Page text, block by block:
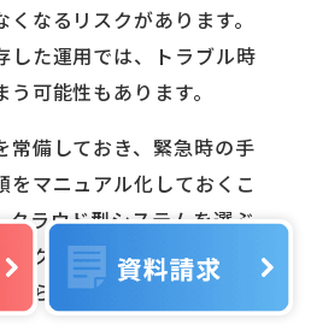
なるリスクがあります。
した運用では、トラブル時
可能性もあります。
常備しておき、緊急時の手
をマニュアル化しておくこ
クラウド型システムを選ぶ
ク障害時もモバイル回線
えられます。